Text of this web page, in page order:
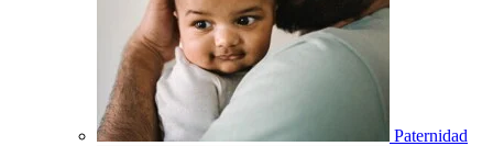
Paternidad